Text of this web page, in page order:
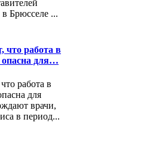
Брюсселе ...
что работа в
для…
работа в
для
врачи,
в период...